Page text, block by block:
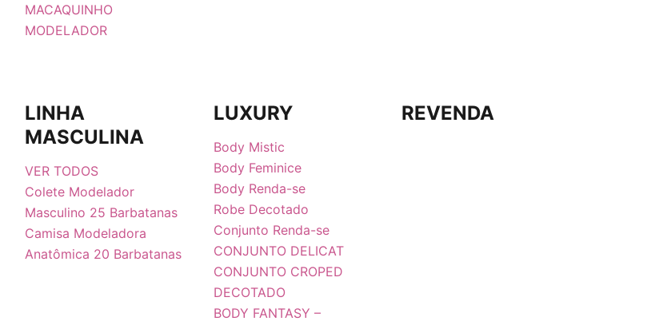
MACAQUINHO
MODELADOR
LINHA
MASCULINA
VER TODOS
Colete Modelador
Masculino 25 Barbatanas
Camisa Modeladora
Anatômica 20 Barbatanas
LUXURY
Body Mistic
Body Feminice
Body Renda-se
Robe Decotado
Conjunto Renda-se
CONJUNTO DELICAT
CONJUNTO CROPED
DECOTADO
BODY FANTASY –
REVENDA